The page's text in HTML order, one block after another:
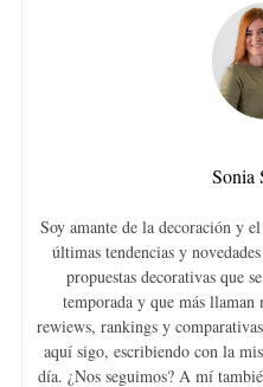
Sonia
Soy amante de la decoración y
últimas tendencias y
propuestas decorativas que
temporada y que más
rewiews, rankings y
aquí sigo, escribiendo con la
día. ¿Nos seguimos? A mí